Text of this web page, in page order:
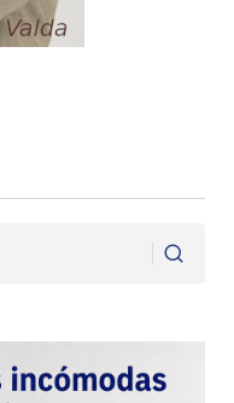
no están tan lejos
y no perder